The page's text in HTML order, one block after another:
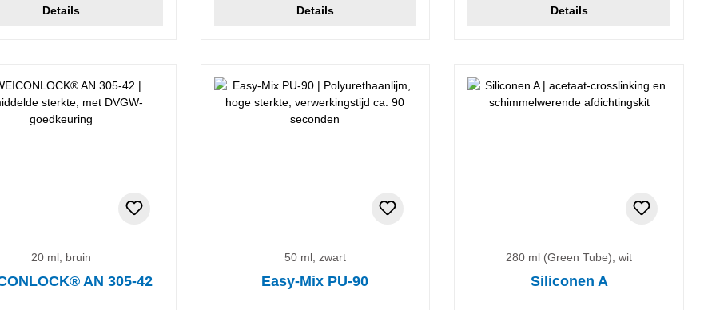
Details Details Details
20 ml, bruin
AN 305-42
50 ml, zwart
Easy-Mix PU-90
280 ml (Green Tube), wit
Siliconen A